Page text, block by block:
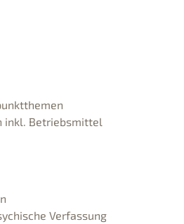
inkl. Betriebsmittel
Verfassung